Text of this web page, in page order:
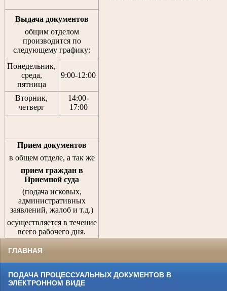
Выдача документов
общим отделом
производится по
следующему графику:
Понедельник,
среда,
пятница
9:00-12:00
Вторник,
четверг
14:00-
17:00
Прием документов
в общем отделе, а так же
прием граждан в
Приемной суда
(подача исковых,
административных
заявлений, жалоб и т.д.)
осуществляется в течение
всего рабочего дня.
ГЛАВНАЯ
ПОДАЧА ПРОЦЕССУАЛЬНЫХ ДОКУМЕНТОВ В
ЭЛЕКТРОННОМ ВИДЕ